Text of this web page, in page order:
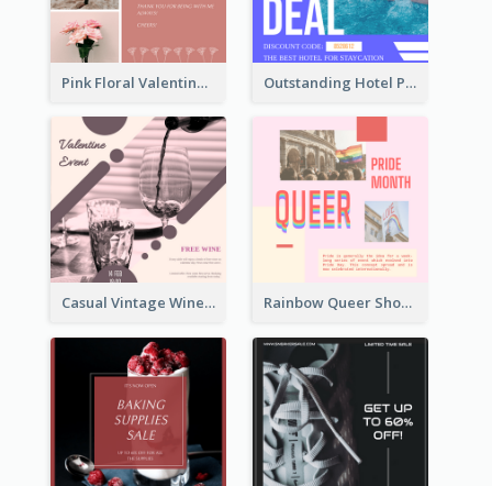
Pink Floral Valentines Day Photo Instagram Post Outstanding Hotel Paradise Promotion Instagram Design
Casual Vintage Wine Tasting Instagram Design Idea Rainbow Queer Shoutout Instagram Design Templates